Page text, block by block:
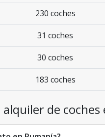
230 coches
31 coches
30 coches
183 coches
de coches